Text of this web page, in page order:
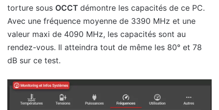
torture sous OCCT démontre les capacités de ce PC.
Avec une fréquence moyenne de 3390 MHz et une
valeur maxi de 4090 MHz, les capacités sont au
rendez-vous. Il atteindra tout de même les 80° et 78
dB sur ce test.